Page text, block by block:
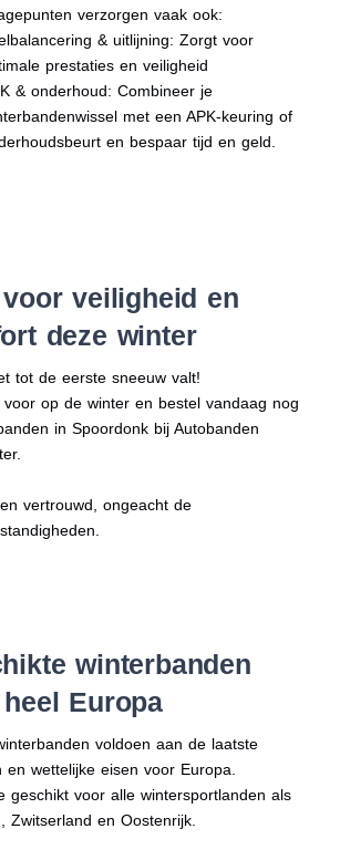
verzorgen vaak ook:
& uitlijning: Zorgt voor
prestaties en veiligheid
& onderhoud: Combineer je
met een APK-keuring of
en bespaar tijd en geld.
veiligheid en
deze winter
tot de eerste sneeuw valt!
voor op de winter en bestel vandaag nog
in Spoordonk bij Autobanden
vertrouwd, ongeacht de
winterbanden
Europa
voldoen aan de laatste
en wettelijke eisen voor Europa.
geschikt voor alle wintersportlanden als
Zwitserland en Oostenrijk.